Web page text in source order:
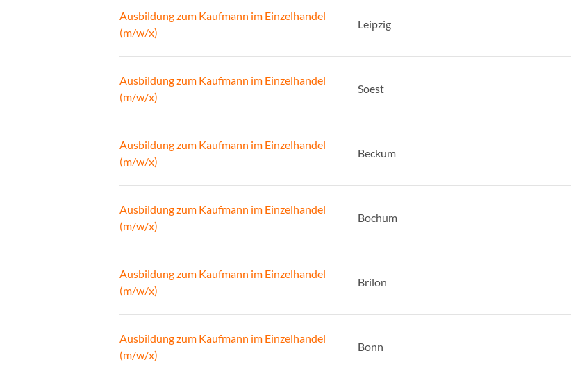
Ausbildung zum Kaufmann im Einzelhandel
(m/w/x)
Leipzig
Ausbildung zum Kaufmann im Einzelhandel
(m/w/x)
Soest
Ausbildung zum Kaufmann im Einzelhandel
(m/w/x)
Beckum
Ausbildung zum Kaufmann im Einzelhandel
(m/w/x)
Bochum
Ausbildung zum Kaufmann im Einzelhandel
(m/w/x)
Brilon
Ausbildung zum Kaufmann im Einzelhandel
(m/w/x)
Bonn